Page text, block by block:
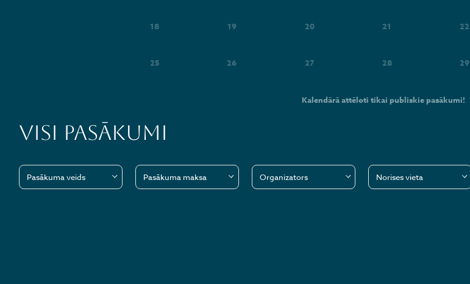
18 19 20 21 22
25 26 27 28 29
Kalendārā attēloti tikai publiskie pasākumi!
Visi pasākumi
Pasākuma veids Pasākuma maksa Organizators Norises vieta